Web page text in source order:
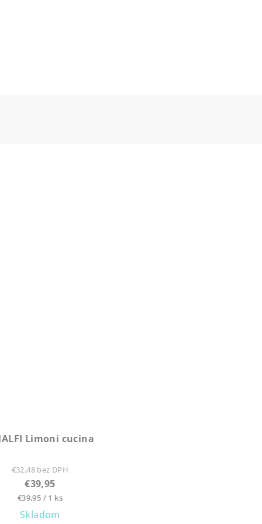
Limoni cucina
€32,48 bez DPH
€39,95
Jednotková
cena:
€39,95 / 1 ks
Skladom